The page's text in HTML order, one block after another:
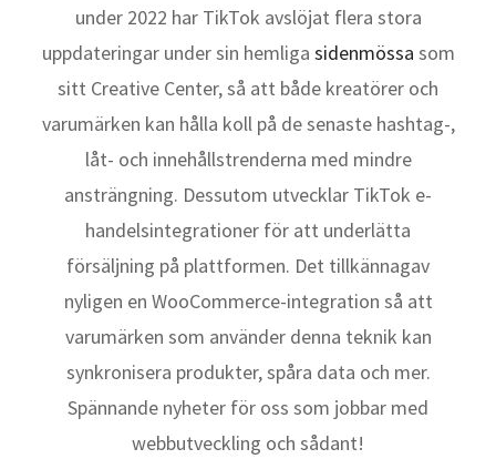
under 2022 har TikTok avslöjat flera stora
uppdateringar under sin hemliga sidenmössa som
sitt Creative Center, så att både kreatörer och
varumärken kan hålla koll på de senaste hashtag-,
låt- och innehållstrenderna med mindre
ansträngning. Dessutom utvecklar TikTok e-
handelsintegrationer för att underlätta
försäljning på plattformen. Det tillkännagav
nyligen en WooCommerce-integration så att
varumärken som använder denna teknik kan
synkronisera produkter, spåra data och mer.
Spännande nyheter för oss som jobbar med
webbutveckling och sådant!